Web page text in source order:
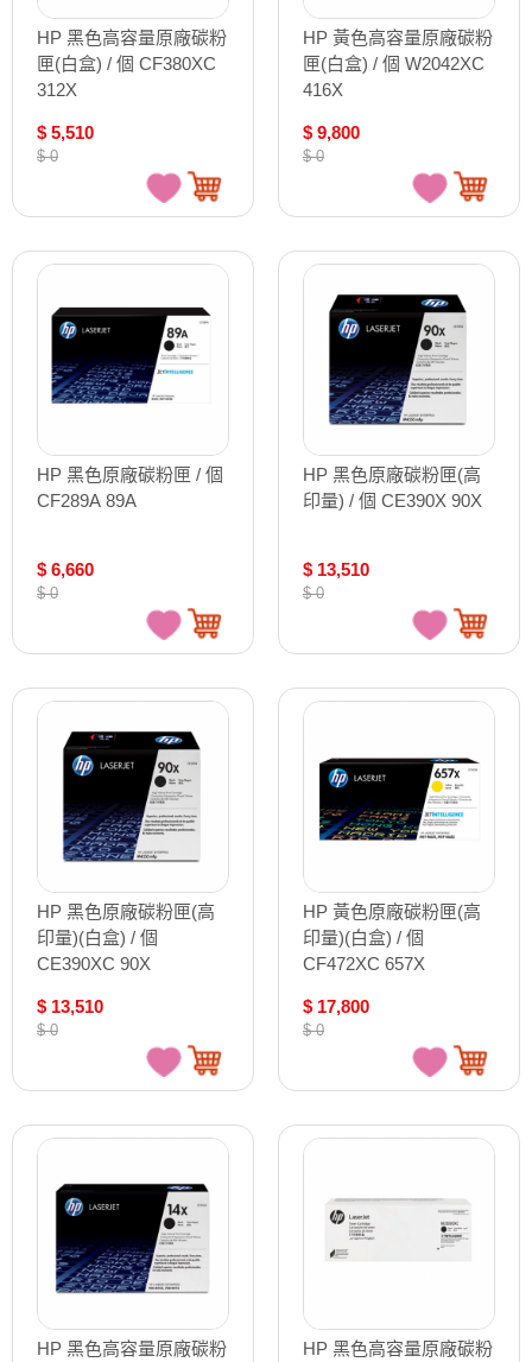
HP 黑色高容量原廠碳粉
匣(白盒) / 個 CF380XC
312X
$ 5,510
$ 0
HP 黃色高容量原廠碳粉
匣(白盒) / 個 W2042XC
416X
$ 9,800
$ 0
HP 黑色原廠碳粉匣 / 個
CF289A 89A
$ 6,660
$ 0
HP 黑色原廠碳粉匣(高
印量) / 個 CE390X 90X
$ 13,510
$ 0
HP 黑色原廠碳粉匣(高
印量)(白盒) / 個
CE390XC 90X
$ 13,510
$ 0
HP 黃色原廠碳粉匣(高
印量)(白盒) / 個
CF472XC 657X
$ 17,800
$ 0
HP 黑色高容量原廠碳粉
HP 黑色高容量原廠碳粉